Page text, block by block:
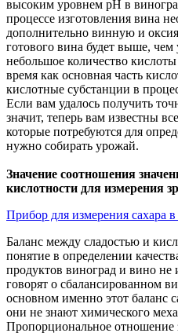
высоким уровнем рН в
процессе изготовления вина
дополнительно винную и
готового вина будет выше,
небольшое количество
время как основная часть
кислотные субстанции в
Если вам удалось получить
значит, теперь вам известны
которые потребуются для
нужно собирать урожай.
Значение соотношения
кислотности для измерения
Прибор для измерения сахара в
Баланс между сладостью и
понятие в определении
продуктов виноград и вино не
говорят о сбалансированном
основном именно этот баланс
они не знают химического
Пропорциональное отношение